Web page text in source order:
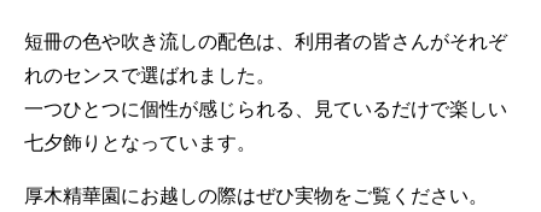
短冊の色や吹き流しの配色は、利用者の皆さんがそれぞ
れのセンスで選ばれました。
一つひとつに個性が感じられる、見ているだけで楽しい
七夕飾りとなっています。
厚木精華園にお越しの際はぜひ実物をご覧ください。